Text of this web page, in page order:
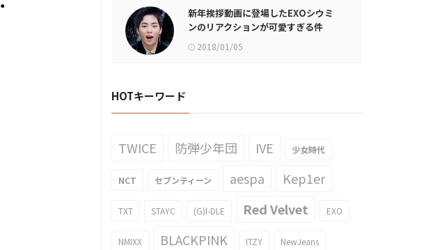
新年挨拶動画に登場したEXOシウミ
ンのリアクションが可愛すぎる件
2018/01/05
HOTキーワード
TWICE 防弾少年団 IVE 少女時代
NCT セブンティーン aespa Kep1er
TXT STAYC (G)I-DLE Red Velvet EXO
NMIXX BLACKPINK ITZY NewJeans